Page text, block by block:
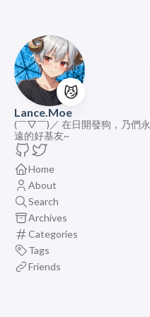
😼
Lance.Moe
(￣▽￣)／ 在日開發狗，乃們永
遠的好基友~
Home
About
Search
Archives
Categories
Tags
Friends